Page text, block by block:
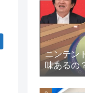
ニンテン
味あるの